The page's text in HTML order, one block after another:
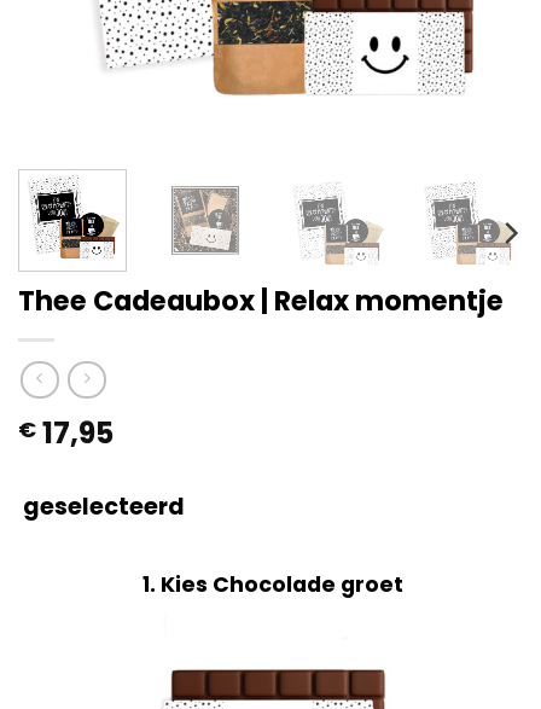
Thee Cadeaubox | Relax momentje
€ 17,95
geselecteerd
1 Kies Chocolade groet